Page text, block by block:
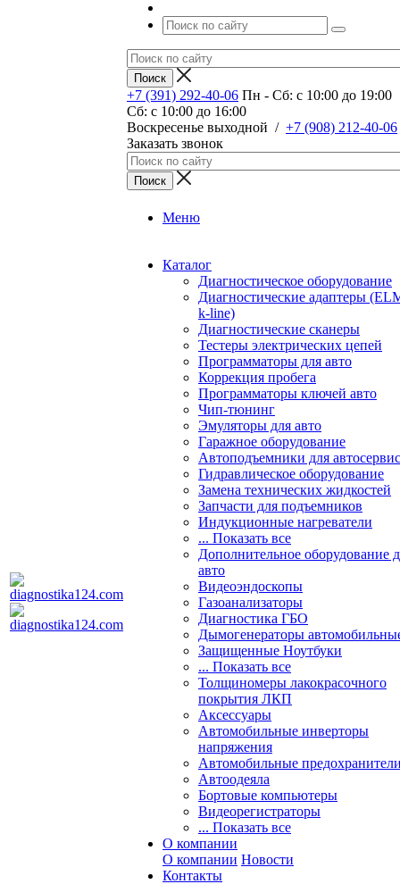
+7 (391) 292-40-06 Пн - Сб: c 10:00 до 19:00
Сб: c 10:00 до 16:00
​Воскресенье выходной / +7 (908) 212-40-06
Заказать звонок
Меню
Каталог
Диагностическое оборудование
Диагностические адаптеры
k-line)
Диагностические сканеры
Тестеры электрических цепей
Программаторы для авто
Коррекция пробега
Программаторы ключей авто
Чип-тюнинг
Эмуляторы для авто
Гаражное оборудование
Автоподъемники для
Гидравлическое оборудование
Замена технических жидкостей
Запчасти для подъемников
Индукционные нагреватели
... Показать все
Дополнительное оборудование
авто
Видеоэндоскопы
Газоанализаторы
Диагностика ГБО
Дымогенераторы
Защищенные Ноутбуки
... Показать все
Толщиномеры лакокрасочного
покрытия ЛКП
Аксессуары
Автомобильные инверторы
напряжения
Автомобильные
Автоодеяла
Бортовые компьютеры
Видеорегистраторы
... Показать все
О компании
О компании Новости
Контакты